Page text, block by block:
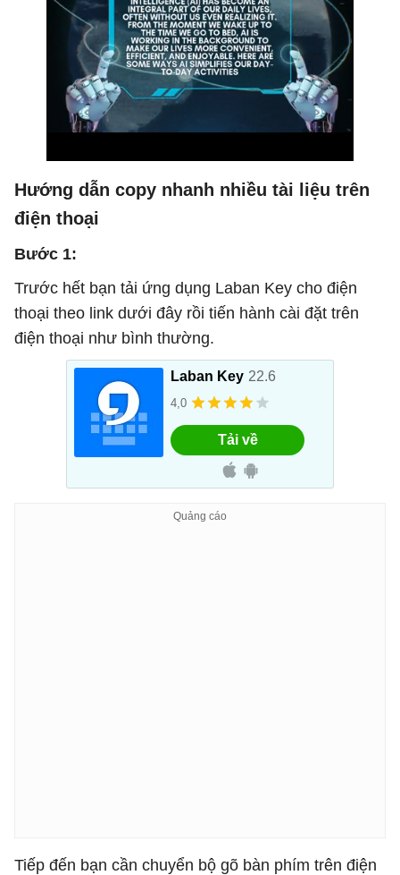
Hướng dẫn copy nhanh nhiều tài liệu trên
điện thoại
Bước 1:
Trước hết bạn tải ứng dụng Laban Key cho điện
thoại theo link dưới đây rồi tiến hành cài đặt trên
điện thoại như bình thường.
Tiếp đến bạn cần chuyển bộ gõ bàn phím trên điện